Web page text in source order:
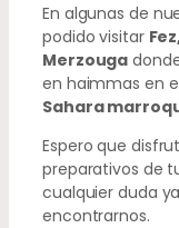
En algunas de
podido visitar
Merzouga
en haimmas en
Sahara
Espero que
preparativos de
cualquier duda
encontrarnos.